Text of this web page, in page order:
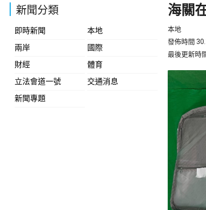
新聞分類
即時新聞
本地
兩岸
國際
財經
體育
立法會道一號
交通消息
新聞專題
海關
本地
發佈時間
最後更新時